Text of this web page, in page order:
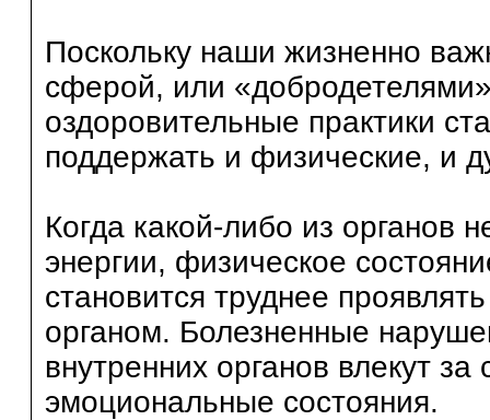
Поскольку наши жизненно
сферой, или
оздоровительные практики
поддержать и физические, и
Когда какой-либо из органов
энергии, физическое
становится труднее
органом. Болезненные
внутренних органов влекут
эмоциональные состояния.